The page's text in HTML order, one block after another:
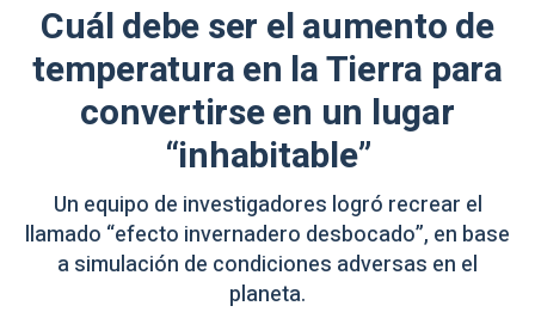
Cuál debe ser el aumento de
temperatura en la Tierra para
convertirse en un lugar
“inhabitable”
Un equipo de investigadores logró recrear el
llamado “efecto invernadero desbocado”, en base
a simulación de condiciones adversas en el
planeta.